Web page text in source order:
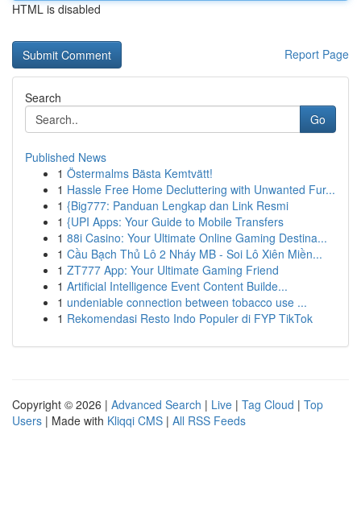
HTML is disabled
Report Page
Search
Go
Published News
1 Östermalms Bästa Kemtvätt!
1 Hassle Free Home Decluttering with Unwanted Fur...
1 {Big777: Panduan Lengkap dan Link Resmi
1 {UPI Apps: Your Guide to Mobile Transfers
1 88i Casino: Your Ultimate Online Gaming Destina...
1 Cầu Bạch Thủ Lô 2 Nháy MB - Soi Lô Xiên Miền...
1 ZT777 App: Your Ultimate Gaming Friend
1 Artificial Intelligence Event Content Builde...
1 undeniable connection between tobacco use ...
1 Rekomendasi Resto Indo Populer di FYP TikTok
Copyright © 2026 | Advanced Search | Live | Tag Cloud | Top
Users | Made with Kliqqi CMS | All RSS Feeds